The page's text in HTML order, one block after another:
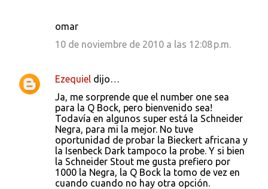
omar
10 de noviembre de 2010 a las 12:08 p.m.
Ezequiel dijo…
Ja, me sorprende que el number one sea
para la Q Bock, pero bienvenido sea!
Todavía en algunos super está la Schneider
Negra, para mi la mejor. No tuve
oportunidad de probar la Bieckert africana y
la Isenbeck Dark tampoco la probe. Y si bien
la Schneider Stout me gusta prefiero por
1000 la Negra, la Q Bock la tomo de vez en
cuando cuando no hay otra opción.